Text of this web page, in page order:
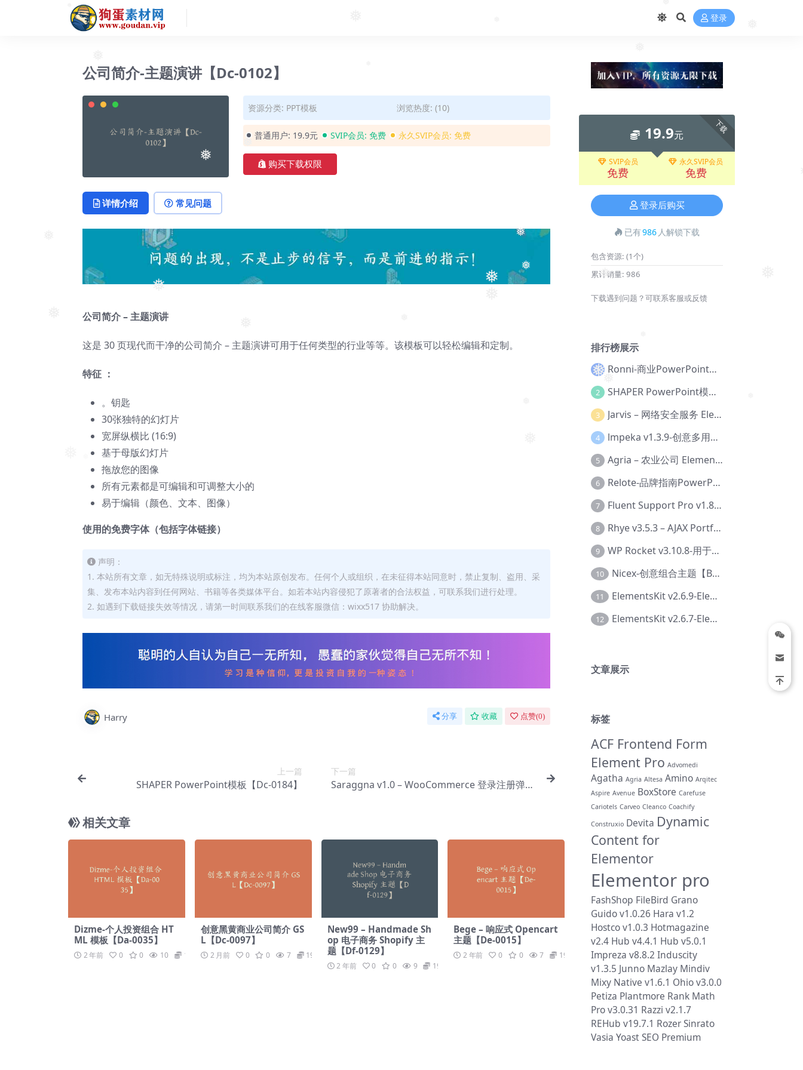
❅
❅
❅
❅
❅ ❅
❅
❅
❅
❅ ❅
❅ ❅ 登录
公司简介-主题演讲【Dc-0102】
资源分类: PPT模板 浏览热度: (10)
普通用户: 19.9元 SVIP会员: 免费 永久SVIP会员: 免费
购买下载权限
详情介绍 常见问题
公司简介 – 主题演讲
这是 30 页现代而干净的公司简介 – 主题演讲可用于任何类型的行业等等。该模板可以轻松编辑和定制。
特征 ：
。钥匙
30张独特的幻灯片
宽屏纵横比 (16:9)
基于母版幻灯片
拖放您的图像
所有元素都是可编辑和可调整大小的
易于编辑（颜色、文本、图像）
使用的免费字体（包括字体链接）
声明：
1. 本站所有文章，如无特殊说明或标注，均为本站原创发布。任何个人或组织，在未征得本站同意时，禁止复制、盗用、采
集、发布本站内容到任何网站、书籍等各类媒体平台。如若本站内容侵犯了原著者的合法权益，可联系我们进行处理。
2. 如遇到下载链接失效等情况，请第一时间联系我们的在线客服微信：wixx517 协助解决。
Harry 分享 收藏 点赞(0)
上一篇
SHAPER PowerPoint模板【Dc-0184】
下一篇
Saraggna v1.0 – WooCommerce 登录注册弹出
相关文章
Dizme-个人投资组合 HT
ML 模板【Da-0035】
2 年前 0 0 10 19.9
创意黑黄商业公司简介 GS
L【Dc-0097】
2 月前 0 0 7 19.9
New99 – Handmade Sh
op 电子商务 Shopify 主
题【Df-0129】
2 年前 0 0 9 19.9
Bege – 响应式 Opencart
主题【De-0015】
2 年前 0 0 7 19.9
下载
19.9元
SVIP会员
免费
永久SVIP会员
免费
登录后购买
已有986 人解锁下载
包含资源: (1个)
累计销量: 986
下载遇到问题？可联系客服或反馈
排行榜展示
1 Ronni-商业PowerPoint模板【Dc-0077】
2 SHAPER PowerPoint模板【Dc-0184】
3 Jarvis – 网络安全服务 Elementor 模板套件【Aa-0035】
4 lmpeka v1.3.9-创意多用途 WordPress 主题【Be-0064】
5 Agria – 农业公司 Elementor Pro 模板套件【Aa-0003】
6 Relote-品牌指南PowerPoint模板【Dc-0076】
7 Fluent Support Pro v1.8.1 – WordPress 支持票务系统【Cc-0041】
8 Rhye v3.5.3 – AJAX Portfolio WordPress 主题【Bi-0049】
9 WP Rocket v3.10.8-用于wordpress速度优化的缓存加速插件【Cd-0019】
10 Nicex-创意组合主题【Be-0092】
11 ElementsKit v2.6.9-Elementor插件【Ab-0161】
12 ElementsKit v2.6.7-Elementor插件【Ab-0162】
文章展示
标签
ACF Frontend Form
Element Pro Advomedi
Agatha Agria Altesa Amino Arqitec
Aspire Avenue BoxStore Carefuse
Cariotels Carveo Cleanco Coachify
Construxio Devita Dynamic
Content for
Elementor
Elementor pro
FashShop FileBird Grano
Guido v1.0.26 Hara v1.2
Hostco v1.0.3 Hotmagazine
v2.4 Hub v4.4.1 Hub v5.0.1
Impreza v8.8.2 Induscity
v1.3.5 Junno Mazlay Mindiv
Mixy Native v1.6.1 Ohio v3.0.0
Petiza Plantmore Rank Math
Pro v3.0.31 Razzi v2.1.7
REHub v19.7.1 RozerSinrato
Vasia Yoast SEO Premium